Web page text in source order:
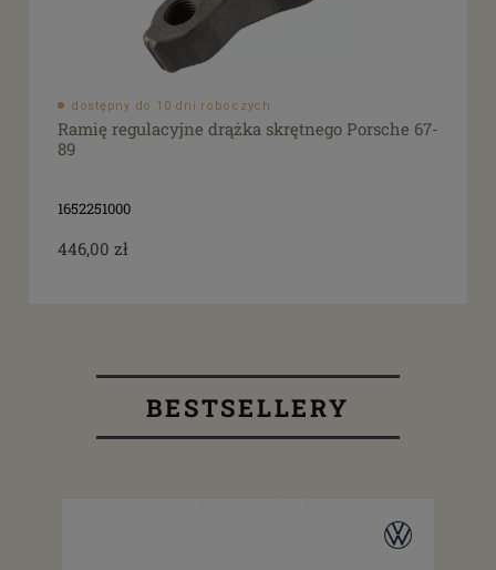
dostępny do 10 dni roboczych
Ramię regulacyjne drążka skrętnego Porsche 67-
89
1652251000
446,00 zł
BESTSELLERY